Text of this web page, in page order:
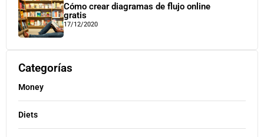
Cómo crear diagramas de flujo online
gratis
17/12/2020
Categorías
Money
Diets